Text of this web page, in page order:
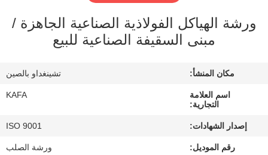
معلومات
في
المصنع
ورشة الهياكل الفولاذية الصناعية الجاهزة /
مبنى السقيفة الصناعية للبيع
مكان المنشأ: تشينغداو بالصين
اسم العلامة
التجارية:
KAFA
إصدار الشهادات: ISO 9001
رقم الموديل: ورشة الصلب